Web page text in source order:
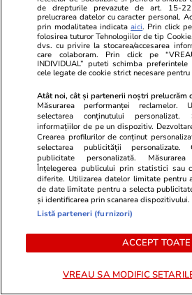
imaturitate politică”
PARTENERI
Proiectul imobiliar pregătit
de drepturile prevazute de art. 15-
prelucrarea datelor cu caracter personal.
prin modalitatea indicataaici. Prin click
folosirea tuturor Tehnologiilor de tip
dvs. cu privire la stocarea/accesarea
care colaboram. Prin click pe
INDIVIDUAL” puteti schimba
cele legate de cookie strict necesare
Atât noi, cât și partenerii noștri prelucrăm
Măsurarea performanței reclamelor.
selectarea conținutului personalizat.
informațiilor de pe un dispozitiv.
Crearea profilurilor de conținut
selectarea publicității personalizate.
publicitate personalizată.
Înțelegerea publicului prin statistici sau
diferite. Utilizarea datelor limitate pentru
de date limitate pentru a selecta
și identificarea prin scanarea dispozitivului.
Listă parteneri (furnizori)
ACCEPT TOATE
VREAU SA MODIFIC